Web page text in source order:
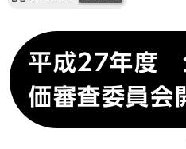
平成27年度
価審査委員会